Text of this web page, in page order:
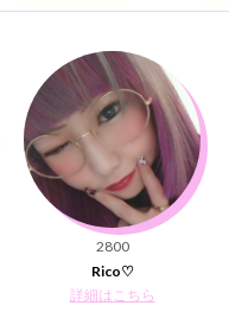
2800
Rico♡
詳細はこちら